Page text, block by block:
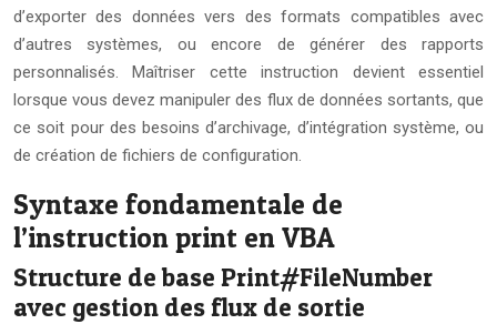
d’exporter des données vers des formats compatibles avec
d’autres systèmes, ou encore de générer des rapports
personnalisés. Maîtriser cette instruction devient essentiel
lorsque vous devez manipuler des flux de données sortants, que
ce soit pour des besoins d’archivage, d’intégration système, ou
de création de fichiers de configuration.
Syntaxe fondamentale de
l’instruction print en VBA
Structure de base Print#FileNumber
avec gestion des flux de sortie